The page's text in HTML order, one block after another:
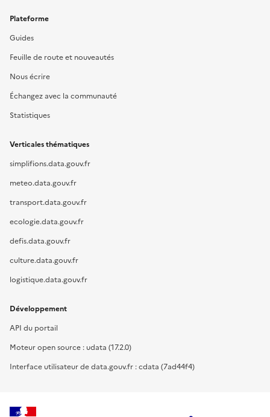
Plateforme
Guides
Feuille de route et nouveautés
Nous écrire
Échangez avec la communauté
Statistiques
Verticales thématiques
simplifions.data.gouv.fr
meteo.data.gouv.fr
transport.data.gouv.fr
ecologie.data.gouv.fr
defis.data.gouv.fr
culture.data.gouv.fr
logistique.data.gouv.fr
Développement
API du portail
Moteur open source : udata (17.2.0)
Interface utilisateur de data.gouv.fr : cdata (7ad44f4)